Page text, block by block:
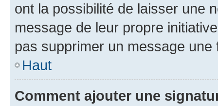
ont la possibilité de laisser une
message de leur propre
pas supprimer un message une
Haut
Comment ajouter une